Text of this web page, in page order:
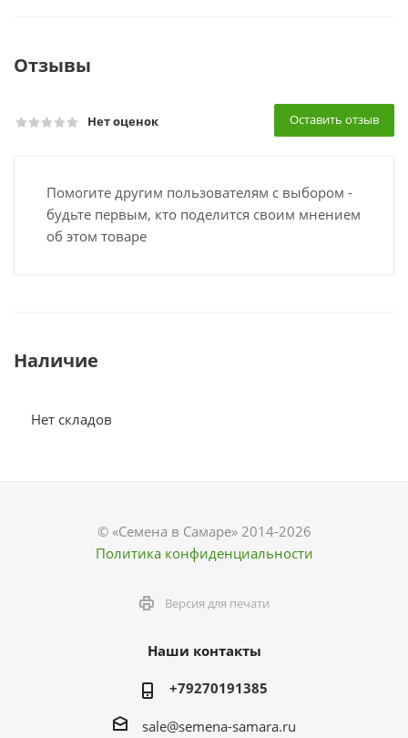
Отзывы
Нет оценок Оставить отзыв
Помогите другим пользователям с выбором -
будьте первым, кто поделится своим мнением
об этом товаре
Наличие
Нет складов
© «Семена в Самаре» 2014-2026
Политика конфиденциальности
Версия для печати
Наши контакты
+79270191385
sale@semena-samara.ru